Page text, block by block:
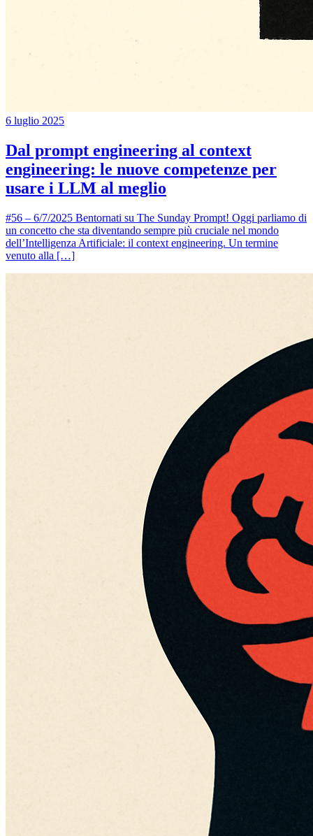
6 luglio 2025
Dal prompt engineering al context
engineering: le nuove competenze per
usare i LLM al meglio
#56 – 6/7/2025 Bentornati su The Sunday Prompt! Oggi parliamo di
un concetto che sta diventando sempre più cruciale nel mondo
dell’Intelligenza Artificiale: il context engineering. Un termine
venuto alla […]